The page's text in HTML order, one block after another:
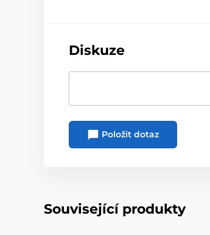
Diskuze
Položit dotaz
Související produkty